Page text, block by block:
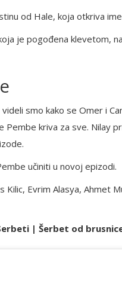
od Hale, koja otkriva
je pogođena klevetom,
smo kako se Omer i
Pembe kriva za sve. Nilay
učiniti u novoj epizodi.
Kilic, Evrim Alasya, Ahmet
| Šerbet od